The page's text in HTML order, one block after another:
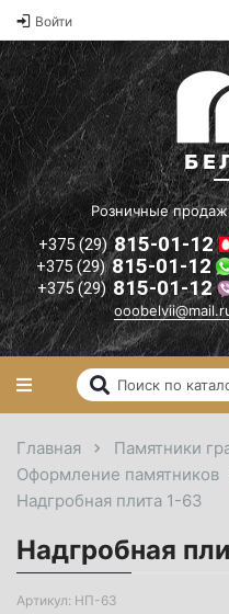
Войти
Розничные
+375 (29) 815-01-12
+375 (29) 815-01-12
+375 (29) 815-01-12
Оптовые
цены на
памятники и
ритуальные
товары"
Вам
перезвонят!
Главная
Памятники
Оформление памятников
Надгробная плита 1-63
Надгробная
Артикул: НП-63